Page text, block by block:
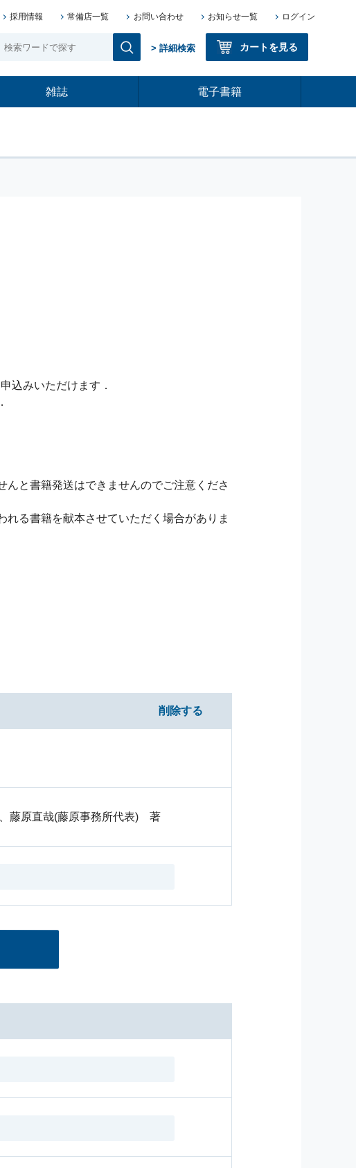
採用情報 常備店一覧 お問い合わせ お知らせ一覧 ログイン
> 詳細検索 カートを見る
雑誌 電子書籍
込みいただけます．
と書籍発送はできませんのでご注意くださ
る書籍を献本させていただく場合がありま
削除する
藤原直哉(藤原事務所代表) 著